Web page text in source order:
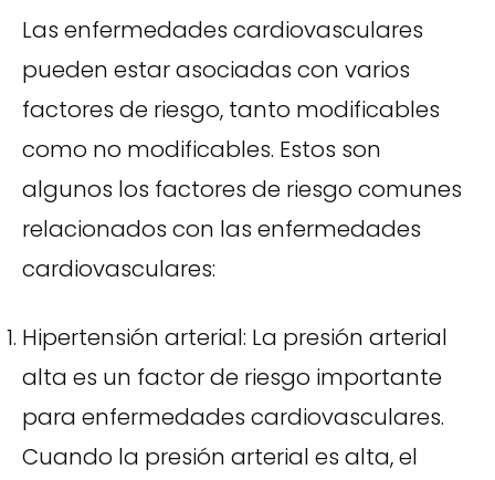
Las enfermedades cardiovasculares
pueden estar asociadas con varios
factores de riesgo, tanto modificables
como no modificables. Estos son
algunos los factores de riesgo comunes
relacionados con las enfermedades
cardiovasculares:
Hipertensión arterial: La presión arterial
alta es un factor de riesgo importante
para enfermedades cardiovasculares.
Cuando la presión arterial es alta, el